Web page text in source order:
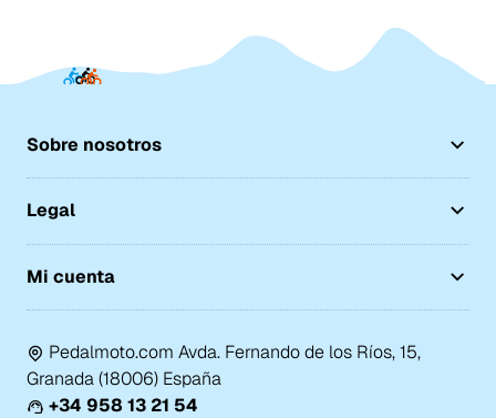
Sobre nosotros
Legal
Mi cuenta
Pedalmoto.com Avda. Fernando de los Ríos, 15,
Granada (18006) España
+34 958 13 21 54